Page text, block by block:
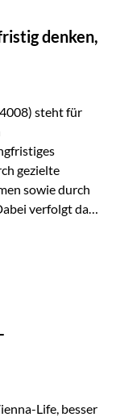
Platin und
entsteht nicht
Industrie.
denken,
steht für
gezielte
sowie durch
verfolgt das
die
Life steht
auf
Investing
Life, besser